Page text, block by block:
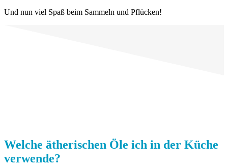
Und nun viel Spaß beim Sammeln und Pflücken!
Welche ätherischen Öle ich in der Küche
verwende?